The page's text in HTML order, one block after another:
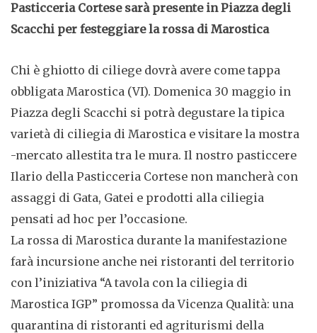
Pasticceria Cortese sarà presente in Piazza degli
Scacchi per festeggiare la rossa di Marostica
Chi è ghiotto di ciliege dovrà avere come tappa
obbligata Marostica (VI). Domenica 30 maggio in
Piazza degli Scacchi si potrà degustare la tipica
varietà di ciliegia di Marostica e visitare la mostra
-mercato allestita tra le mura. Il nostro pasticcere
Ilario della Pasticceria Cortese non mancherà con
assaggi di Gata, Gatei e prodotti alla ciliegia
pensati ad hoc per l’occasione.
La rossa di Marostica durante la manifestazione
farà incursione anche nei ristoranti del territorio
con l’iniziativa “A tavola con la ciliegia di
Marostica IGP” promossa da Vicenza Qualità: una
quarantina di ristoranti ed agriturismi della